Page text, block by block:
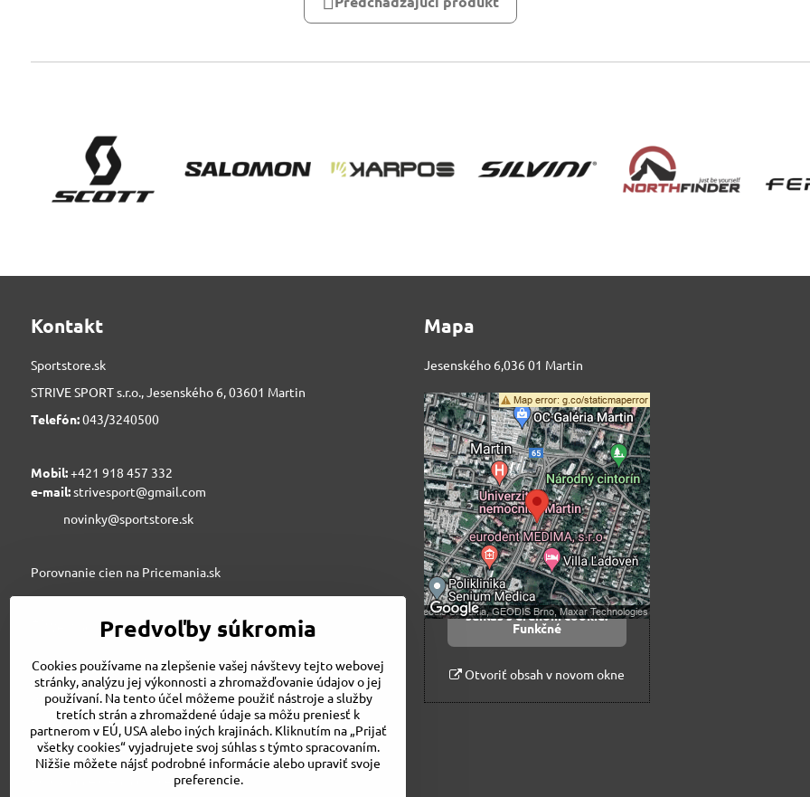
Kontakt
Sportstore.sk
STRIVE SPORT s.r.o., Jesenského 6, 03601 Martin
Telefón:043/3240500
Mobil:+421 918 457 332
e-mail:strivesport@gmail.com
novinky@sportstore.sk
Porovnanie cien na Pricemania.sk
Sportstore.sk
STRIVE SPORT s.r.o., Jesenského 6, 03601 Martin
043/3240500
strivesport@gmail.com
Porovnanie cien na Pricemania.sk
Mapa
Jesenského 6,036 01 Martin
Externý obsah je
blokovaný Voľbami
súkromia
Prajete si načítať externý obsah?
Povoliť tentokrát
Povoliť a zapamätať -
súhlas s druhom cookie:
Funkčné
Otvoriť obsah v novom okne
Predvoľby súkromia
Cookies používame na zlepšenie vašej návštevy tejto webovej
stránky, analýzu jej výkonnosti a zhromažďovanie údajov o jej
používaní. Na tento účel môžeme použiť nástroje a služby
tretích strán a zhromaždené údaje sa môžu preniesť k
partnerom v EÚ, USA alebo iných krajinách. Kliknutím na „Prijať
všetky cookies“ vyjadrujete svoj súhlas s týmto spracovaním.
Nižšie môžete nájsť podrobné informácie alebo upraviť svoje
preferencie.